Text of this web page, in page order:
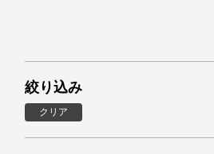
絞り込み
クリア